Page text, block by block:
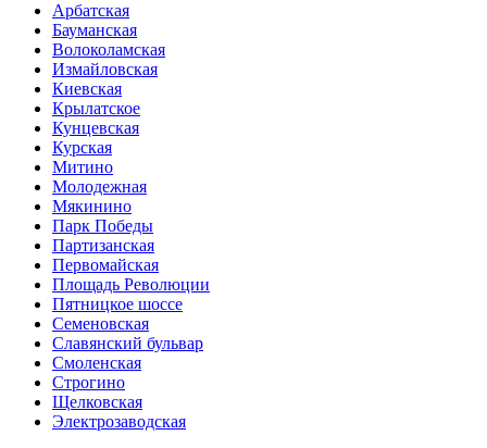
Арбатская
Бауманская
Волоколамская
Измайловская
Киевская
Крылатское
Кунцевская
Курская
Митино
Молодежная
Мякинино
Парк Победы
Партизанская
Первомайская
Площадь Революции
Пятницкое шоссе
Семеновская
Славянский бульвар
Смоленская
Строгино
Щелковская
Электро­заводская